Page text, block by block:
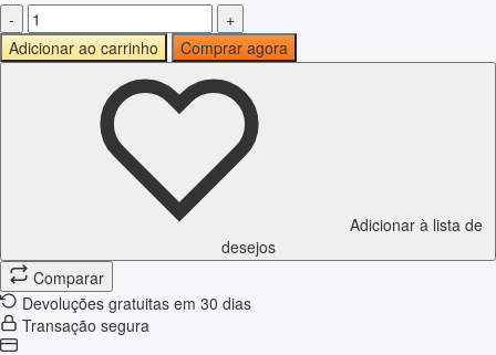
-
+
Adicionar ao carrinho
Comprar agora
Adicionar à lista de
desejos
Comparar
Devoluções gratuitas em 30 dias
Transação segura